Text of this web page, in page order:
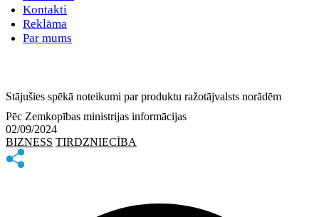
Kontakti
Reklāma
Par mums
Stājušies spēkā noteikumi par produktu ražotājvalsts norādēm
Pēc Zemkopības ministrijas informācijas
02/09/2024
BIZNESS TIRDZNIECĪBA